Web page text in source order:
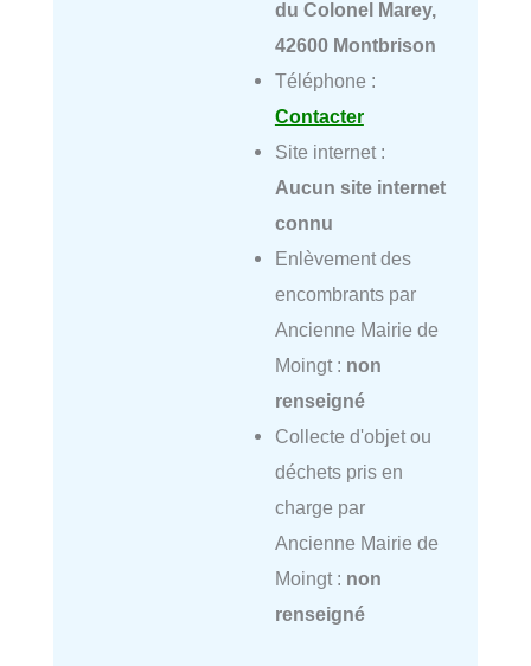
du Colonel Marey,
42600 Montbrison
Téléphone :
Contacter
Site internet :
Aucun site internet
connu
Enlèvement des
encombrants par
Ancienne Mairie de
Moingt : non
renseigné
Collecte d'objet ou
déchets pris en
charge par
Ancienne Mairie de
Moingt : non
renseigné